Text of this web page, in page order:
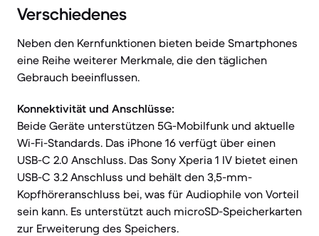
Verschiedenes
Neben den Kernfunktionen bieten beide Smartphones
eine Reihe weiterer Merkmale, die den täglichen
Gebrauch beeinflussen.
Konnektivität und Anschlüsse:
Beide Geräte unterstützen 5G-Mobilfunk und aktuelle
Wi-Fi-Standards. Das iPhone 16 verfügt über einen
USB-C 2.0 Anschluss. Das Sony Xperia 1 IV bietet einen
USB-C 3.2 Anschluss und behält den 3,5-mm-
Kopfhöreranschluss bei, was für Audiophile von Vorteil
sein kann. Es unterstützt auch microSD-Speicherkarten
zur Erweiterung des Speichers.